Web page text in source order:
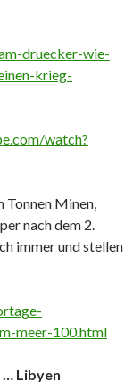
druecker-wie-
krieg-
watch?
Tonnen Minen,
nach dem 2.
immer und stellen
meer-100.html
… Libyen